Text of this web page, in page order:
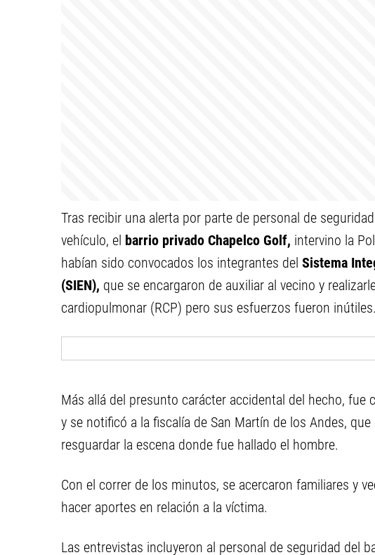
Tras recibir una alerta por parte de personal de
vehículo, el barrio privado Chapelco Golf, intervino la
habían sido convocados los integrantes del Sistema
(SIEN), que se encargaron de auxiliar al vecino y
cardiopulmonar (RCP) pero sus esfuerzos fueron inútiles.
Más allá del presunto carácter accidental del hecho, fue
y se notificó a la fiscalía de San Martín de los Andes,
resguardar la escena donde fue hallado el hombre.
Con el correr de los minutos, se acercaron familiares y
hacer aportes en relación a la víctima.
Las entrevistas incluyeron al personal de seguridad del